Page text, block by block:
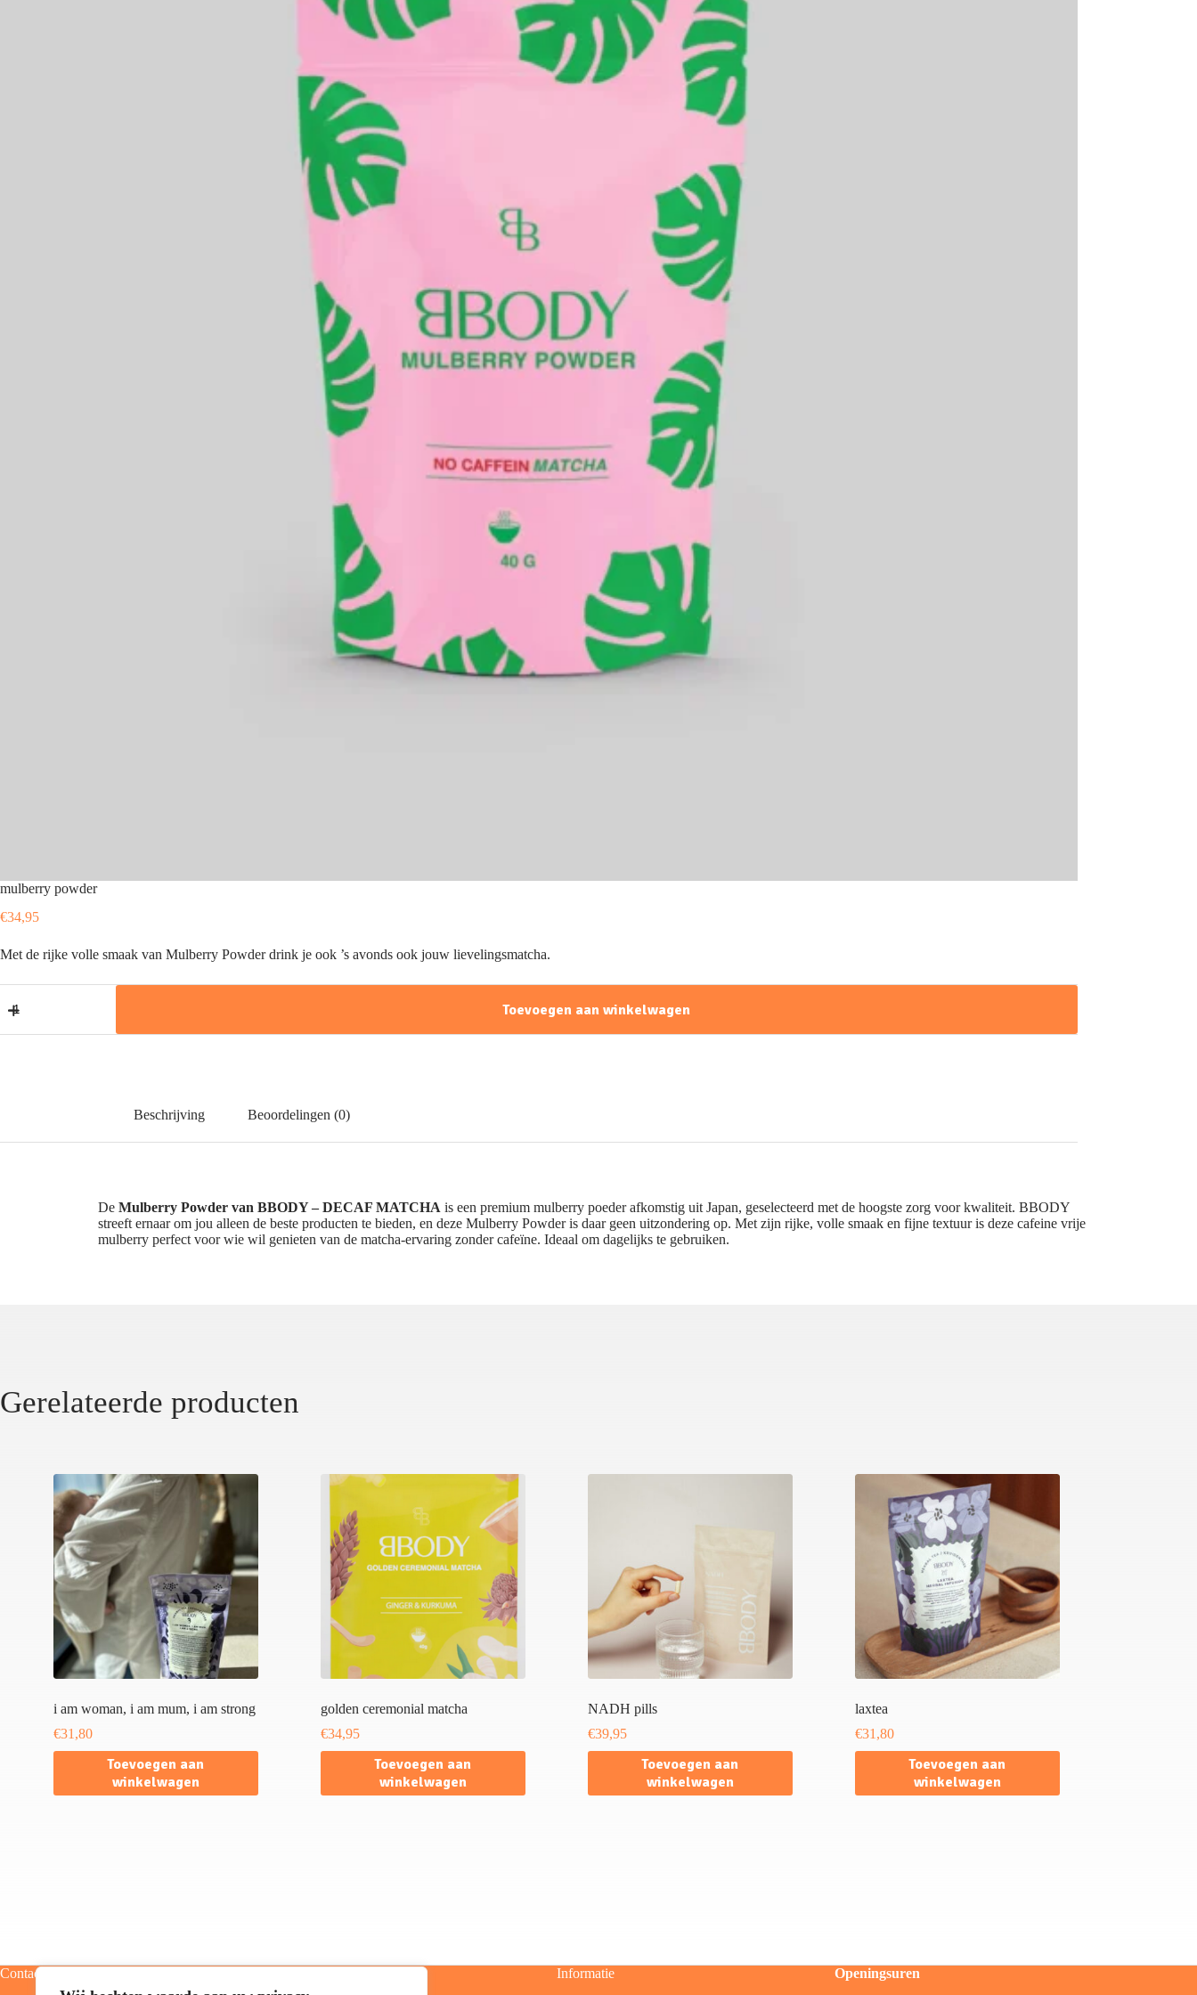
mulberry powder
€34,95
Met de rijke volle smaak van Mulberry Powder drink je ook ’s avonds ook jouw lievelingsmatcha.
powder
Toevoegen aan winkelwagen
Beschrijving Beoordelingen (0)
De Mulberry Powder van BBODY – DECAF MATCHA is een premium mulberry poeder afkomstig uit Japan, geselecteerd met de hoogste zorg voor kwaliteit. BBODY
streeft ernaar om jou alleen de beste producten te bieden, en deze Mulberry Powder is daar geen uitzondering op. Met zijn rijke, volle smaak en fijne textuur is deze cafeine vrije
mulberry perfect voor wie wil genieten van de matcha-ervaring zonder cafeïne. Ideaal om dagelijks te gebruiken.
Gerelateerde producten
i am woman, i am mum, i am strong
€31,80
Toevoegen aan
winkelwagen
golden ceremonial matcha
€34,95
Toevoegen aan
winkelwagen
NADH pills
€39,95
Toevoegen aan
winkelwagen
laxtea
€31,80
Toevoegen aan
winkelwagen
Contact Informatie
Openingsuren